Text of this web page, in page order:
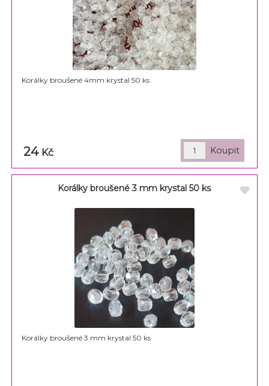
Korálky broušené 4mm krystal 50 ks
24 Kč
Korálky broušené 3 mm krystal 50 ks
Korálky broušené 3 mm krystal 50 ks